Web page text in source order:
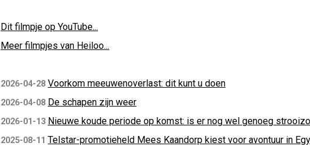
Dit filmpje op YouTube...
Meer filmpjes van Heiloo...
2026-04-28 Voorkom meeuwenoverlast: dit kunt u doen
2026-04-08 De schapen zijn weer
2026-01-13 Nieuwe koude periode op komst: is er nog wel genoeg
2025-08-11 Telstar-promotieheld Mees Kaandorp kiest voor avontuur in